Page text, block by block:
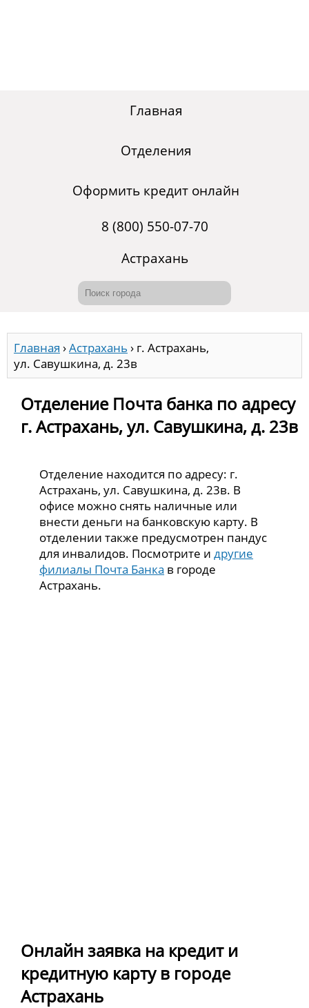
Главная
Отделения
Оформить кредит онлайн
8 (800) 550-07-70
Астрахань
Главная ›Астрахань › г. Астрахань,
ул. Савушкина, д. 23в
Отделение Почта банка по адресу
г. Астрахань, ул. Савушкина, д. 23в
Отделение находится по адресу: г.
Астрахань, ул. Савушкина, д. 23в. В
офисе можно снять наличные или
внести деньги на банковскую карту. В
отделении также предусмотрен пандус
для инвалидов. Посмотрите идругие
филиалы Почта Банка в городе
Астрахань.
Онлайн заявка на кредит и
кредитную карту в городе
Астрахань